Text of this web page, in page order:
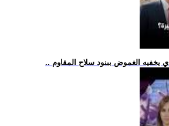
يخفيه الغموض ببنود سلاح المقاوم